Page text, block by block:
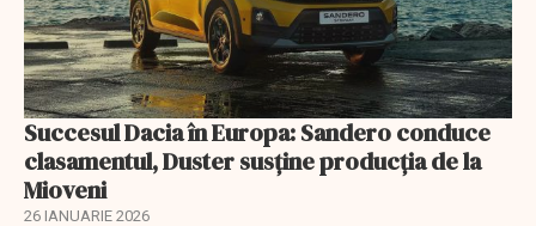
Succesul Dacia în Europa: Sandero conduce
clasamentul, Duster susține producția de la
Mioveni
26 IANUARIE 2026